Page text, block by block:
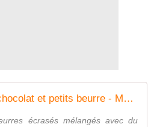
Bouchées caramel, chocolat et petits beurre - Mes Meilleures Recettes Faciles
écrasés mélangés avec du